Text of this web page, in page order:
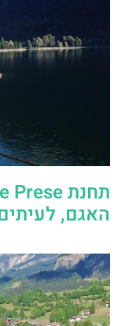
האגם,